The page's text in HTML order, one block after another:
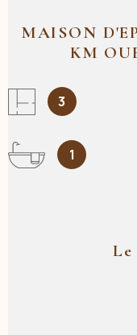
MAISON
KM
3
1
Le